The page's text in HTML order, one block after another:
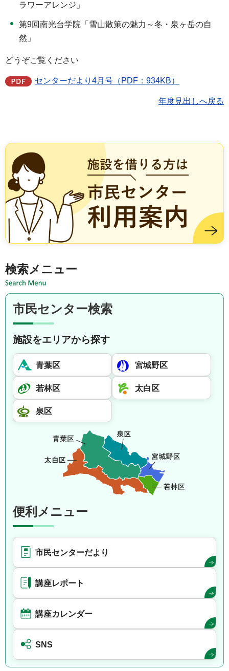
ラワーアレンジ」
第9回南光台学院「雪山散策の魅力～冬・泉ヶ岳の自
然」
どうぞご覧ください
センターだより4月号（PDF：934KB）
年度見出しへ戻る
検索メニュー
市民センター検索
施設をエリアから探す
青葉区 宮城野区
若林区 太白区
泉区
便利メニュー
市民センターだより
講座レポート
講座カレンダー
SNS